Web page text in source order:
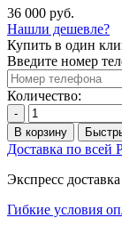
36 000 руб.
Нашли дешевле?
Купить в один
Введите номер
Количество:
-
В корзину
Доставка по всей
Экспресс
Гибкие условия